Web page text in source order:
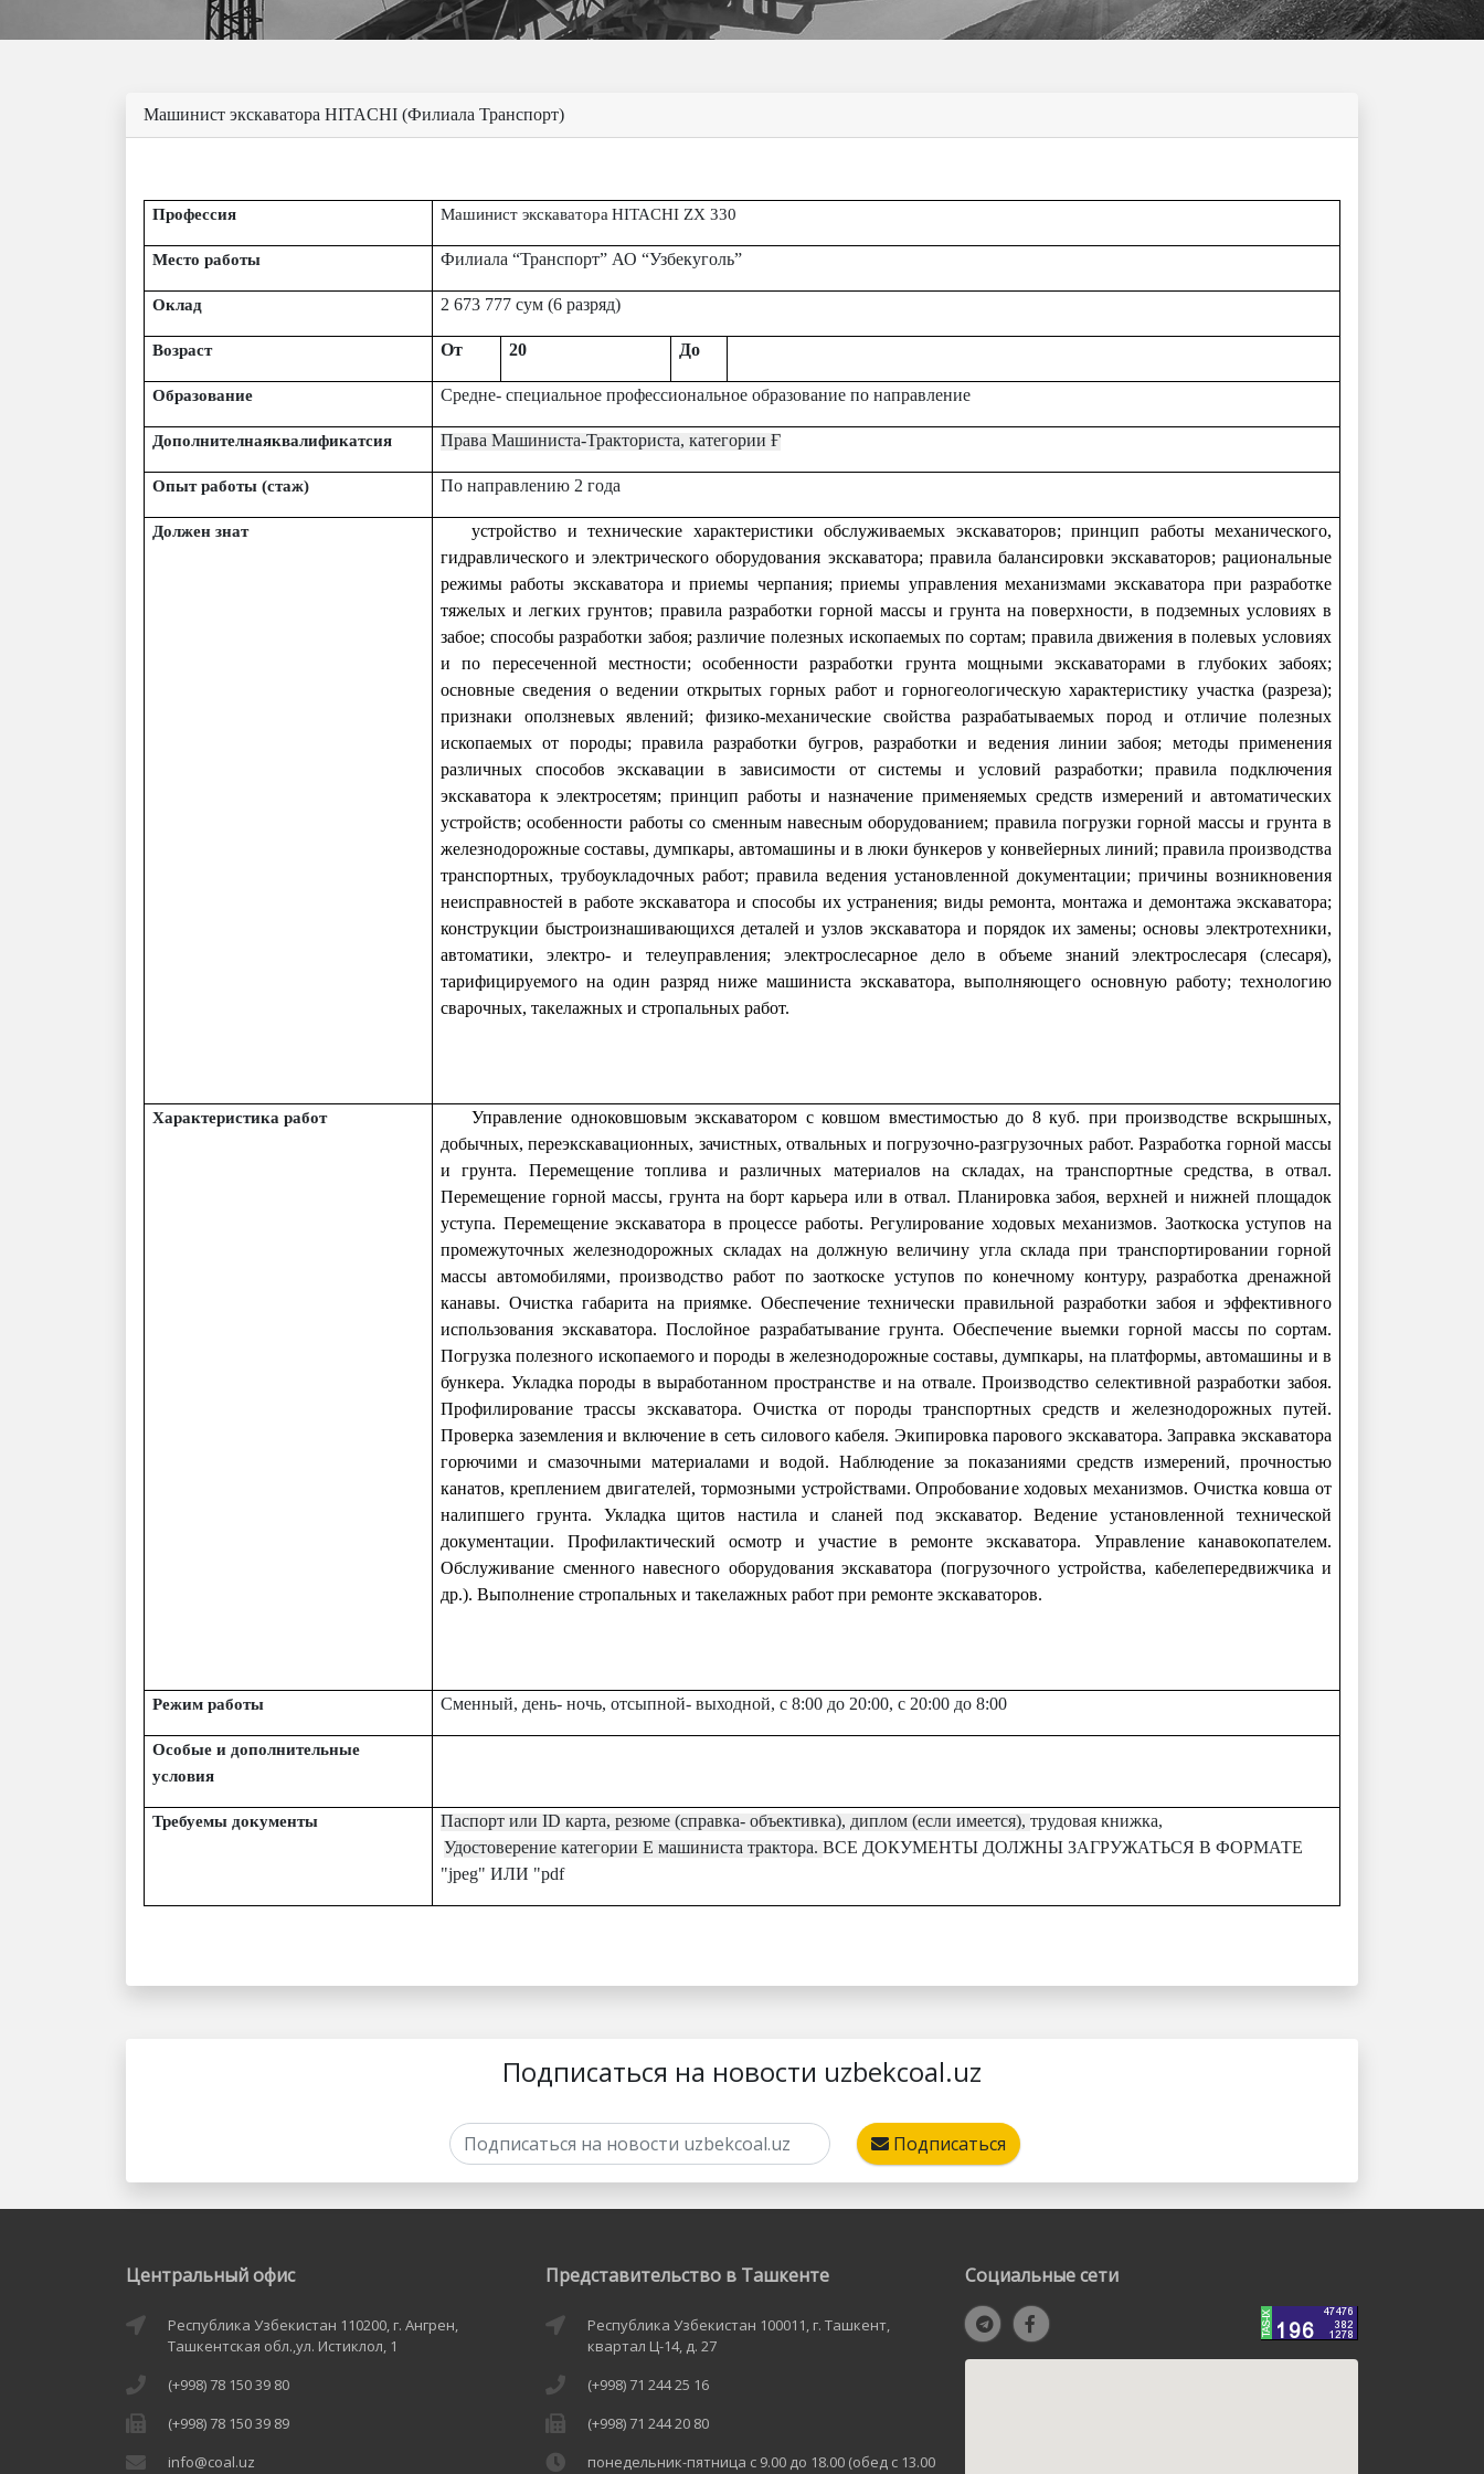
Машинист экскаватора HITACHI (Филиала Транспорт)
Профессия Машинист экскаватора HITACHI ZX 330
Место работы Филиала “Транспорт” АО “Узбекуголь”
Оклад 2 673 777 сум (6 разряд)
Возраст От 20 До
Образование Средне- специальное профессиональное образование по направление
Дополнителнаяквалификатсия Права Машиниста-Тракториста, категории Ғ
Опыт работы (стаж) По направлению 2 года
Должен знат
устройство и технические характеристики обслуживаемых экскаваторов; принцип работы механического,
гидравлического и электрического оборудования экскаватора; правила балансировки экскаваторов; рациональные
режимы работы экскаватора и приемы черпания; приемы управления механизмами экскаватора при разработке
тяжелых и легких грунтов; правила разработки горной массы и грунта на поверхности, в подземных условиях в
забое; способы разработки забоя; различие полезных ископаемых по сортам; правила движения в полевых условиях
и по пересеченной местности; особенности разработки грунта мощными экскаваторами в глубоких забоях;
основные сведения о ведении открытых горных работ и горногеологическую характеристику участка (разреза);
признаки оползневых явлений; физико-механические свойства разрабатываемых пород и отличие полезных
ископаемых от породы; правила разработки бугров, разработки и ведения линии забоя; методы применения
различных способов экскавации в зависимости от системы и условий разработки; правила подключения
экскаватора к электросетям; принцип работы и назначение применяемых средств измерений и автоматических
устройств; особенности работы со сменным навесным оборудованием; правила погрузки горной массы и грунта в
железнодорожные составы, думпкары, автомашины и в люки бункеров у конвейерных линий; правила производства
транспортных, трубоукладочных работ; правила ведения установленной документации; причины возникновения
неисправностей в работе экскаватора и способы их устранения; виды ремонта, монтажа и демонтажа экскаватора;
конструкции быстроизнашивающихся деталей и узлов экскаватора и порядок их замены; основы электротехники,
автоматики, электро- и телеуправления; электрослесарное дело в объеме знаний электрослесаря (слесаря),
тарифицируемого на один разряд ниже машиниста экскаватора, выполняющего основную работу; технологию
сварочных, такелажных и стропальных работ.
Характеристика работ
Управление одноковшовым экскаватором с ковшом вместимостью до 8 куб. при производстве вскрышных,
добычных, переэкскавационных, зачистных, отвальных и погрузочно-разгрузочных работ. Разработка горной массы
и грунта. Перемещение топлива и различных материалов на складах, на транспортные средства, в отвал.
Перемещение горной массы, грунта на борт карьера или в отвал. Планировка забоя, верхней и нижней площадок
уступа. Перемещение экскаватора в процессе работы. Регулирование ходовых механизмов. Заоткоска уступов на
промежуточных железнодорожных складах на должную величину угла склада при транспортировании горной
массы автомобилями, производство работ по заоткоске уступов по конечному контуру, разработка дренажной
канавы. Очистка габарита на приямке. Обеспечение технически правильной разработки забоя и эффективного
использования экскаватора. Послойное разрабатывание грунта. Обеспечение выемки горной массы по сортам.
Погрузка полезного ископаемого и породы в железнодорожные составы, думпкары, на платформы, автомашины и в
бункера. Укладка породы в выработанном пространстве и на отвале. Производство селективной разработки забоя.
Профилирование трассы экскаватора. Очистка от породы транспортных средств и железнодорожных путей.
Проверка заземления и включение в сеть силового кабеля. Экипировка парового экскаватора. Заправка экскаватора
горючими и смазочными материалами и водой. Наблюдение за показаниями средств измерений, прочностью
канатов, креплением двигателей, тормозными устройствами. Опробование ходовых механизмов. Очистка ковша от
налипшего грунта. Укладка щитов настила и сланей под экскаватор. Ведение установленной технической
документации. Профилактический осмотр и участие в ремонте экскаватора. Управление канавокопателем.
Обслуживание сменного навесного оборудования экскаватора (погрузочного устройства, кабелепередвижчика и
др.). Выполнение стропальных и такелажных работ при ремонте экскаваторов.
Режим работы Сменный, день- ночь, отсыпной- выходной, с 8:00 до 20:00, с 20:00 до 8:00
Особые и дополнительные
условия
Требуемы документы Паспорт или ID карта, резюме (справка- объективка), диплом (если имеется), трудовая книжка, ​​​​​​​
Удостоверение категории Е машиниста трактора. ВСЕ ДОКУМЕНТЫ ДОЛЖНЫ ЗАГРУЖАТЬСЯ В ФОРМАТЕ
"jpeg" ИЛИ "pdf
Подписаться на новости uzbekcoal.uz
Подписаться
Центральный офис
Республика Узбекистан 110200, г. Ангрен,
Ташкентская обл.,ул. Истиклол, 1
(+998) 78 150 39 80
(+998) 78 150 39 89
info@coal.uz
Представительство в Ташкенте
Республика Узбекистан 100011, г. Ташкент,
квартал Ц-14, д. 27
(+998) 71 244 25 16
(+998) 71 244 20 80
понедельник-пятница с 9.00 до 18.00 (обед с 13.00
Социальные сети